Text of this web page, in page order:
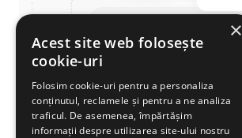
×
Acest site web folosește
cookie-uri
Folosim cookie-uri pentru a personaliza
conținutul, reclamele și pentru a ne analiza
traficul. De asemenea, împărtășim
informații despre utilizarea site-ului nostru